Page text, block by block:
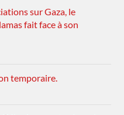
sur Gaza, le
fait face à son
temporaire.